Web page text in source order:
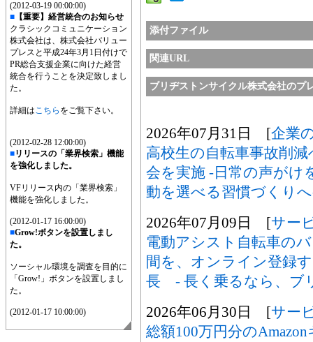
(2012-03-19 00:00:00)
■ 【重要】経営統合のお知らせ
クラシックコミュニケーション
株式会社は、株式会社バリュー
プレスと平成24年3月1日付けで
PR総合支援企業に向けた経営
統合を行うことを決定致しまし
た。
詳細はこちら をご覧下さい。
(2012-02-28 12:00:00)
■リリースの「業界検索」機能
を強化しました。
VFリリース内の「業界検索」
機能を強化しました。
(2012-01-17 16:00:00)
■Grow!ボタンを設置しまし
た。
ソーシャル環境を調査を目的に
「Grow!」ボタンを設置しまし
た。
(2012-01-17 10:00:00)
添付ファイル
関連URL
ブリヂストンサイクル株式会社のプ
2026年07月31日 [企業
高校生の自転車事故削
会を実施 -日常の声がけ
動を選べる習慣づくり
2026年07月09日 [サー
電動アシスト自転車の
間を、オンライン登録
長 - 長く乗るなら、ブ
2026年06月30日 [サー
総額100万円分の